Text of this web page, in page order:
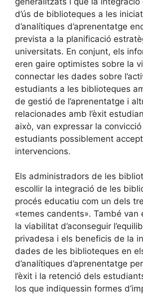
d’ús de biblioteques a les
d’analítiques d’aprenentatge
prevista a la planificació
universitats. En conjunt, els
eren gaire optimistes sobre la
connectar les dades sobre
estudiants a les biblioteques
de gestió de l’aprenentatge i
relacionades amb l’èxit
això, van expressar la
estudiants possiblement
intervencions.
Els administradors de les
escollir la integració de les
procés educatiu com un dels
«temes candents». També van
la viabilitat d’aconseguir
privadesa i els beneficis de la
dades de les biblioteques en
d’analítiques d’aprenentatge
l’èxit i la retenció dels
los que indiquessin formes